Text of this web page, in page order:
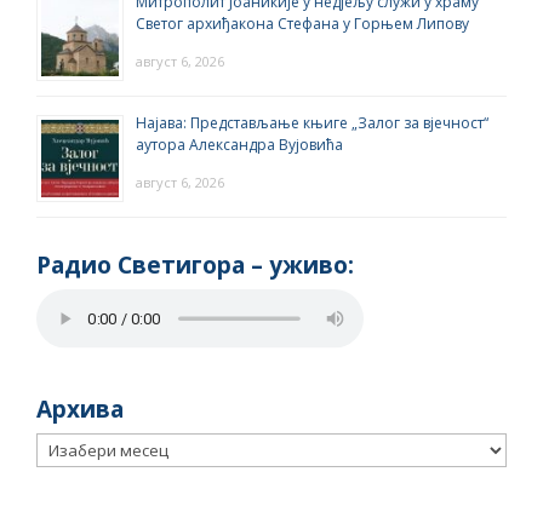
Светог архиђакона Стефана у Горњем Липову
август 6, 2026
Најава: Представљање књиге „Залог за вјечност“
аутора Александра Вујовића
август 6, 2026
Радио Светигора – yживо:
Архива
Архива